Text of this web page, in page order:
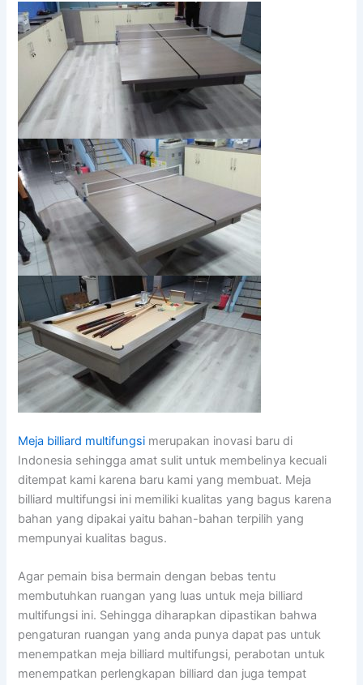
Meja billiard multifungsi merupakan inovasi baru di
Indonesia sehingga amat sulit untuk membelinya kecuali
ditempat kami karena baru kami yang membuat. Meja
billiard multifungsi ini memiliki kualitas yang bagus karena
bahan yang dipakai yaitu bahan-bahan terpilih yang
mempunyai kualitas bagus.
Agar pemain bisa bermain dengan bebas tentu
membutuhkan ruangan yang luas untuk meja billiard
multifungsi ini. Sehingga diharapkan dipastikan bahwa
pengaturan ruangan yang anda punya dapat pas untuk
menempatkan meja billiard multifungsi, perabotan untuk
menempatkan perlengkapan billiard dan juga tempat